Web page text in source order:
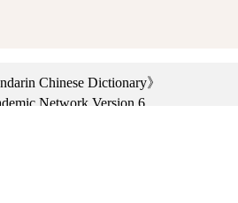
Chinese Dictionary》
Network Version 6